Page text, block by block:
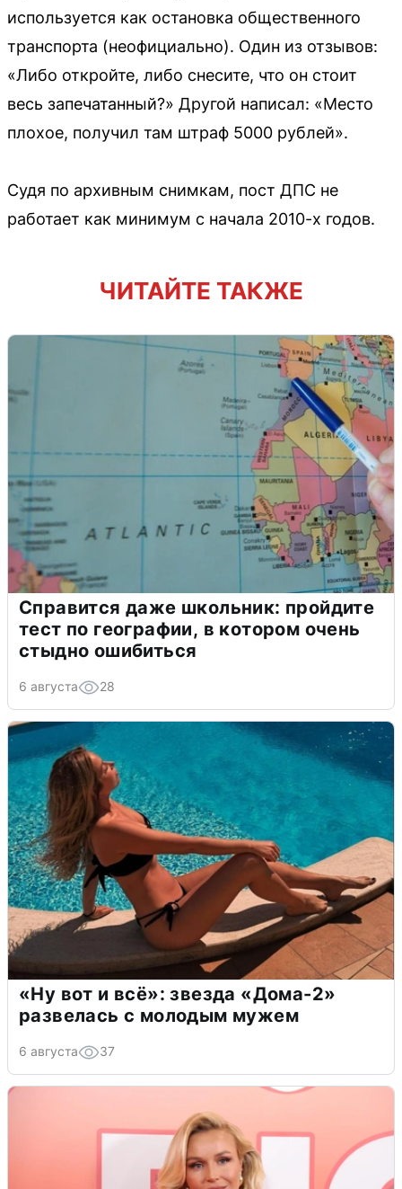
используется как остановка общественного
транспорта (неофициально). Один из отзывов:
«Либо откройте, либо снесите, что он стоит
весь запечатанный?» Другой написал: «Место
плохое, получил там штраф 5000 рублей».
Судя по архивным снимкам, пост ДПС не
работает как минимум с начала 2010-х годов.
ЧИТАЙТЕ ТАКЖЕ
Справится даже школьник: пройдите
тест по географии, в котором очень
стыдно ошибиться
6 августа 28
«Ну вот и всё»: звезда «Дома-2»
развелась с молодым мужем
6 августа 37